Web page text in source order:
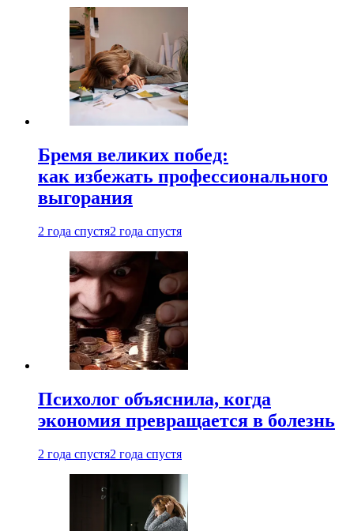
Бремя великих побед:
как избежать профессионального
выгорания
2 года спустя2 года спустя
Психолог объяснила, когда
экономия превращается в болезнь
2 года спустя2 года спустя